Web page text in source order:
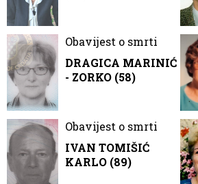
Obavijest o smrti
DRAGICA MARINIĆ
- ZORKO (58)
Obavijest o smrti
IVAN TOMIŠIĆ
KARLO (89)